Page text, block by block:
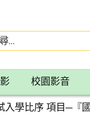
校園影音
學比序 項目─『